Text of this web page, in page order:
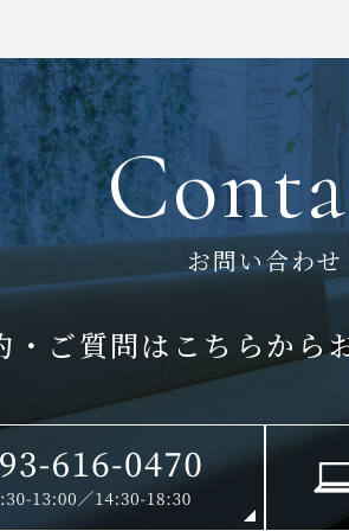
お問い合わせ
・ご質問はこちらから